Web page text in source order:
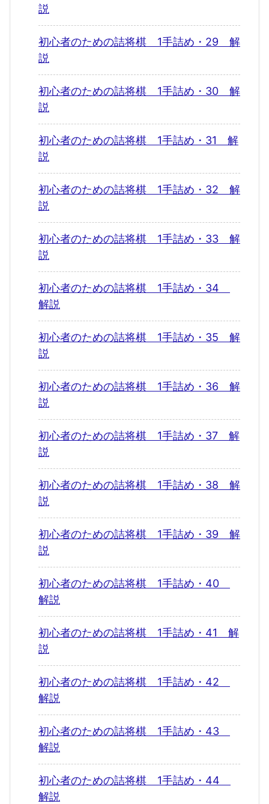
説
初心者のための詰将棋 1手詰め・29 解
説
初心者のための詰将棋 1手詰め・30 解
説
初心者のための詰将棋 1手詰め・31 解
説
初心者のための詰将棋 1手詰め・32 解
説
初心者のための詰将棋 1手詰め・33 解
説
初心者のための詰将棋 1手詰め・34
解説
初心者のための詰将棋 1手詰め・35 解
説
初心者のための詰将棋 1手詰め・36 解
説
初心者のための詰将棋 1手詰め・37 解
説
初心者のための詰将棋 1手詰め・38 解
説
初心者のための詰将棋 1手詰め・39 解
説
初心者のための詰将棋 1手詰め・40
解説
初心者のための詰将棋 1手詰め・41 解
説
初心者のための詰将棋 1手詰め・42
解説
初心者のための詰将棋 1手詰め・43
解説
初心者のための詰将棋 1手詰め・44
解説